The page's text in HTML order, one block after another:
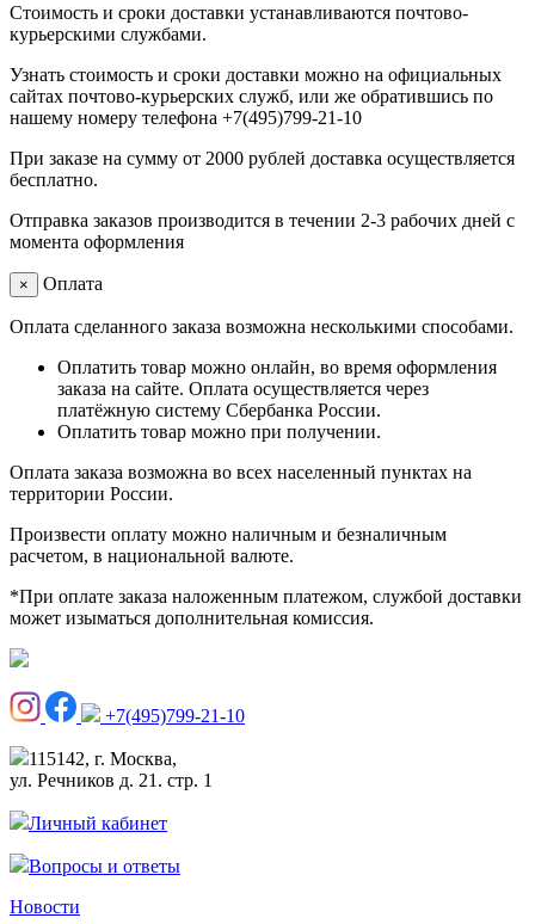
Стоимость и сроки доставки устанавливаются почтово-
курьерскими службами.
Узнать стоимость и сроки доставки можно на официальных
сайтах почтово-курьерских служб, или же обратившись по
нашему номеру телефона +7(495)799-21-10
При заказе на сумму от 2000 рублей доставка осуществляется
бесплатно.
Отправка заказов производится в течении 2-3 рабочих дней с
момента оформления
× Оплата
Оплата сделанного заказа возможна несколькими способами.
Оплатить товар можно онлайн, во время оформления
заказа на сайте. Оплата осуществляется через
платёжную систему Сбербанка России.
Оплатить товар можно при получении.
Оплата заказа возможна во всех населенный пунктах на
территории России.
Произвести оплату можно наличным и безналичным
расчетом, в национальной валюте.
*При оплате заказа наложенным платежом, службой доставки
может изыматься дополнительная комиссия.
+7(495)799-21-10
115142, г. Москва,
ул. Речников д. 21. стр. 1
Личный кабинет
Вопросы и ответы
Новости